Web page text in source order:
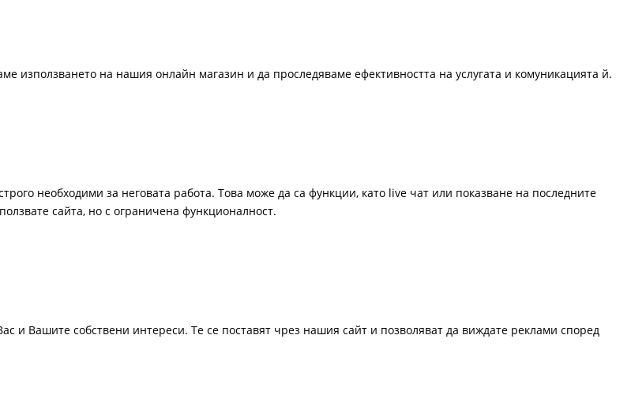
използването на нашия онлайн магазин и да проследяваме ефективността на услугата и комуникацията й.
необходими за неговата работа. Това може да са функции, като live чат или показване на последните
сайта, но с ограничена функционалност.
и Вашите собствени интереси. Те се поставят чрез нашия сайт и позволяват да виждате реклами според